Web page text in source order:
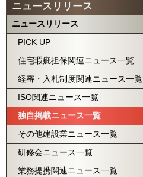
ニュースリリース
ニュースリリース
PICK UP
住宅瑕疵担保関連ニュース一覧
経審・入札制度関連ニュース一覧
ISO関連ニュース一覧
独自掲載ニュース一覧
その他建設業ニュース一覧
研修会ニュース一覧
業務提携関連ニュース一覧